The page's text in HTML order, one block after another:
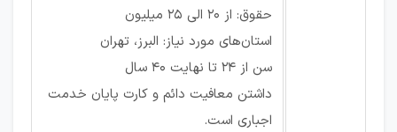
حقوق: از ۲۰ الی ۲۵ میلیون
استان‌های مورد نیاز: البرز، تهران
سن از 24 تا نهایت 40 سال
داشتن معافیت دائم و کارت پایان خدمت
اجباری است.